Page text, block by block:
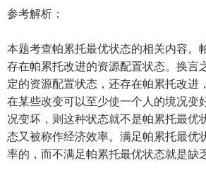
参考解析：
本题考查帕累托最优状态的相关内容。
存在帕累托改进的资源配置状态。换言
定的资源配置状态，还存在帕累托改进
在某些改变可以至少使一个人的境况变
况变坏，则这种状态就不是帕累托最优
态又被称作经济效率。满足帕累托最优
率的，而不满足帕累托最优状态就是缺